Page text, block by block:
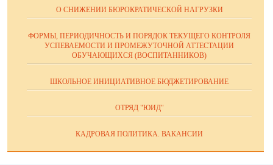
О СНИЖЕНИИ БЮРОКРАТИЧЕСКОЙ НАГРУЗКИ
ФОРМЫ, ПЕРИОДИЧНОСТЬ И ПОРЯДОК ТЕКУЩЕГО КОНТРОЛЯ
УСПЕВАЕМОСТИ И ПРОМЕЖУТОЧНОЙ АТТЕСТАЦИИ
ОБУЧАЮЩИХСЯ (ВОСПИТАННИКОВ)
ШКОЛЬНОЕ ИНИЦИАТИВНОЕ БЮДЖЕТИРОВАНИЕ
ОТРЯД "ЮИД"
КАДРОВАЯ ПОЛИТИКА. ВАКАНСИИ